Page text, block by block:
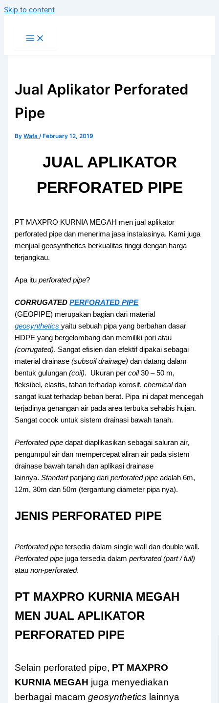
Skip to content
Jual Aplikator Perforated
Pipe
ByWafa/ February 12, 2019
JUAL APLIKATOR
PERFORATED PIPE
PT MAXPRO KURNIA MEGAH men jual aplikator
perforated pipe dan menerima jasa instalasinya. Kami juga
menjual geosynthetics berkualitas tinggi dengan harga
terjangkau.
Apa ituperforated pipe?
CORRUGATEDPERFORATED PIPE
(GEOPIPE) merupakan bagian dari material
geosynthetics yaitu sebuah pipa yang berbahan dasar
HDPE yang bergelombang dan memiliki pori atau
(corrugated). Sangat efisien dan efektif dipakai sebagai
material drainase(subsoil drainage) dan datang dalam
bentuk gulungan(coil). Ukuran percoil30 – 50 m,
fleksibel, elastis, tahan terhadap korosif,chemicaldan
sangat kuat terhadap beban berat. Pipa ini dapat mencegah
terjadinya genangan air pada area terbuka sehabis hujan.
Sangat cocok untuk sistem drainasi bawah tanah.
Perforated pipe dapat diaplikasikan sebagai saluran air,
pengumpul air dan mempercepat aliran air pada sistem
drainase bawah tanah dan aplikasi drainase
lainnya.Standartpanjang dariperforated pipe adalah 6m,
12m, 30m dan 50m (tergantung diameter pipa nya).
JENIS PERFORATED PIPE
Perforated pipetersedia dalam single wall dan double wall.
Perforated pipe juga tersedia dalamperforated (part / full)
ataunon-perforated.
PT MAXPRO KURNIA MEGAH
MEN JUAL APLIKATOR
PERFORATED PIPE
Selain perforated pipe, PT MAXPRO
KURNIA MEGAH juga menyediakan
berbagai macamgeosynthetics lainnya